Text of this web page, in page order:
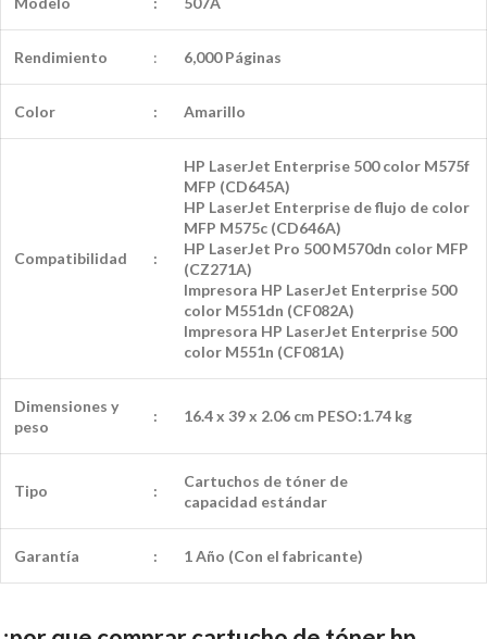
Rendimiento : 6,000 Páginas
Color : Amarillo
Compatibilidad :
HP LaserJet Enterprise 500 color M575f
MFP (CD645A)
HP LaserJet Enterprise de flujo de color
MFP M575c (CD646A)
HP LaserJet Pro 500 M570dn color MFP
(CZ271A)
Impresora HP LaserJet Enterprise 500
color M551dn (CF082A)
Impresora HP LaserJet Enterprise 500
color M551n (CF081A)
Dimensiones y
peso
: 16.4 x 39 x 2.06 cm PESO:1.74 kg
Tipo :
Cartuchos de tóner de
capacidad estándar
Garantía : 1 Año (Con el fabricante)